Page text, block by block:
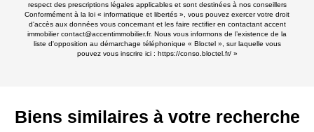
respect des prescriptions légales applicables et sont destinées à nos conseillers
Conformément à la loi « informatique et libertés », vous pouvez exercer votre droit
d'accès aux données vous concernant et les faire rectifier en contactant accent
immobilier contact@accentimmobilier.fr. Nous vous informons de l’existence de la
liste d'opposition au démarchage téléphonique « Bloctel », sur laquelle vous
pouvez vous inscrire ici : https://conso.bloctel.fr/»
Biens similaires à votre recherche